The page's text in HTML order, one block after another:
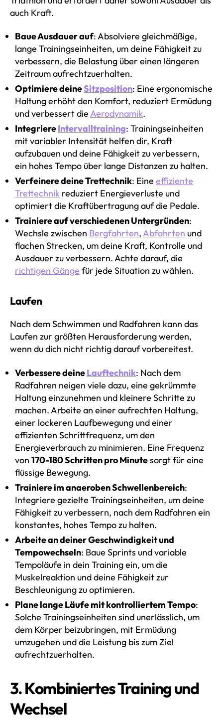
auch Kraft.
Baue Ausdauer auf: Absolviere gleichmäßige,
lange Trainingseinheiten, um deine Fähigkeit zu
verbessern, die Belastung über einen längeren
Zeitraum aufrechtzuerhalten.
Optimiere deineSitzposition: Eine ergonomische
Haltung erhöht den Komfort, reduziert Ermüdung
und verbessert dieAerodynamik.
IntegriereIntervalltraining: Trainingseinheiten
mit variabler Intensität helfen dir, Kraft
aufzubauen und deine Fähigkeit zu verbessern,
ein hohes Tempo über lange Distanzen zu halten.
Verfeinere deine Trettechnik: Eine effiziente
Trettechnik reduziert Energieverluste und
optimiert die Kraftübertragung auf die Pedale.
Trainiere auf verschiedenen Untergründen:
Wechsle zwischen Bergfahrten,Abfahrten und
flachen Strecken, um deine Kraft, Kontrolle und
Ausdauer zu verbessern. Achte darauf, die
richtigen Gänge für jede Situation zu wählen.
Laufen
Nach dem Schwimmen und Radfahren kann das
Laufen zur größten Herausforderung werden,
wenn du dich nicht richtig darauf vorbereitest.
Verbessere deineLauftechnik: Nach dem
Radfahren neigen viele dazu, eine gekrümmte
Haltung einzunehmen und kleinere Schritte zu
machen. Arbeite an einer aufrechten Haltung,
einer lockeren Laufbewegung und einer
effizienten Schrittfrequenz, um den
Energieverbrauch zu minimieren. Eine Frequenz
von 170-180 Schritten pro Minutesorgt für eine
flüssige Bewegung.
Trainiere im anaeroben Schwellenbereich:
Integriere gezielte Trainingseinheiten, um deine
Fähigkeit zu verbessern, nach dem Radfahren ein
konstantes, hohes Tempo zu halten.
Arbeite an deiner Geschwindigkeit und
Tempowechseln: Baue Sprints und variable
Tempoläufe in dein Training ein, um die
Muskelreaktion und deine Fähigkeit zur
Beschleunigung zu optimieren.
Plane lange Läufe mit kontrolliertem Tempo:
Solche Trainingseinheiten sind unerlässlich, um
dem Körper beizubringen, mit Ermüdung
umzugehen und die Leistung bis zum Ziel
aufrechtzuerhalten.
3. Kombiniertes Training und
Wechsel